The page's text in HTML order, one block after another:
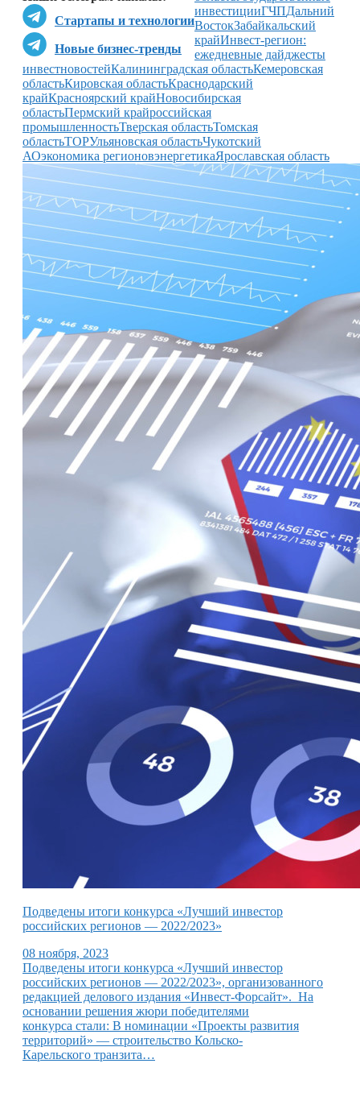
Стартапы и технологии
Новые бизнес-тренды
инвестицииГЧПДальний
ВостокЗабайкальский
крайИнвест-регион:
ежедневные дайджесты
инвестновостейКалининградская областьКемеровская
областьКировская областьКраснодарский
крайКрасноярский крайНовосибирская
областьПермский крайроссийская
промышленностьТверская областьТомская
областьТОРУльяновская областьЧукотский
АОэкономика регионовэнергетикаЯрославская область
Подведены итоги конкурса «Лучший инвестор
российских регионов — 2022/2023»
08 ноября, 2023
Подведены итоги конкурса «Лучший инвестор
российских регионов — 2022/2023», организованного
редакцией делового издания «Инвест-Форсайт». На
основании решения жюри победителями
конкурса стали: В номинации «Проекты развития
территорий» — строительство Кольско-
Карельского транзита…